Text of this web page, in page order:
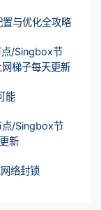
与优化全攻略
/Singbox节
梯子每天更新
能
点/Singbox节
新
络封锁